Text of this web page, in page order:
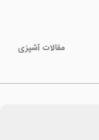
مقالات آشپزی